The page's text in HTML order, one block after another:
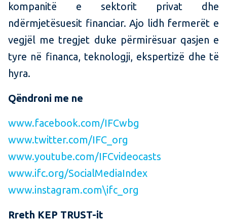
kompanitë e sektorit privat dhe
ndërmjetësuesit financiar. Ajo lidh fermerët e
vegjël me tregjet duke përmirësuar qasjen e
tyre në financa, teknologji, ekspertizë dhe të
hyra.
Qëndroni me ne
www.facebook.com/IFCwbg
www.twitter.com/IFC_org
www.youtube.com/IFCvideocasts
www.ifc.org/SocialMediaIndex
www.instagram.com\ifc_org
Rreth KEP TRUST-it